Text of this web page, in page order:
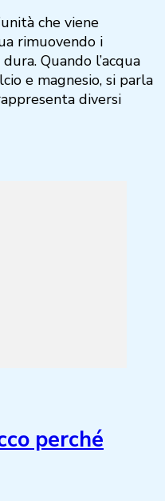
che viene
rimuovendo i
Quando l’acqua
e magnesio, si parla
diversi
perché